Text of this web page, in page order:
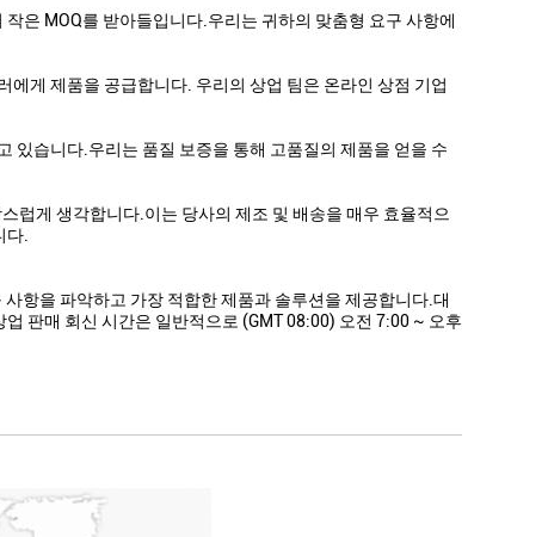
은 MOQ를 받아들입니다.우리는 귀하의 맞춤형 요구 사항에
게 제품을 공급합니다. 우리의 상업 팀은 온라인 상점 기업
있습니다.우리는 품질 보증을 통해 고품질의 제품을 얻을 수
럽게 생각합니다.이는 당사의 제조 및 배송을 매우 효율적으
다.
항을 파악하고 가장 적합한 제품과 솔루션을 제공합니다.대
판매 회신 시간은 일반적으로 (GMT 08:00) 오전 7:00 ~ 오후